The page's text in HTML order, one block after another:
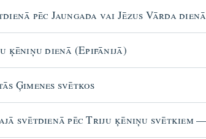
pēc Jaungada vai Jēzus Vārda dienā
ķēniņu dienā (Epifānijā)
Ģimenes svētkos
svētdienā pēc Triju ķēniņu svētkiem